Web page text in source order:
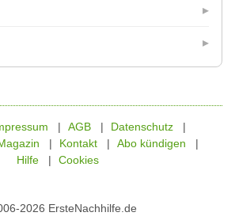
2026 ErsteNachhilfe.de
AGB
Datenschutz
Kontakt
Abo kündigen
Hilfe
Cookies